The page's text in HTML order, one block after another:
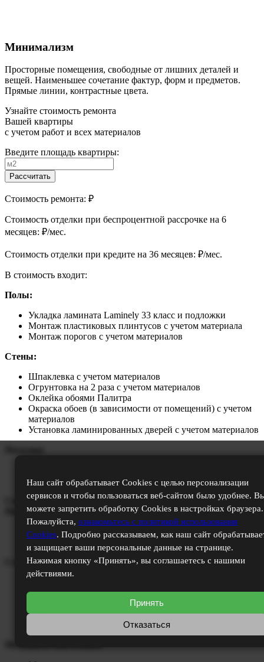
Минимализм
Просторные помещения, свободные от лишних деталей и
вещей. Наименьшее сочетание фактур, форм и предметов.
Прямые линии, контрастные цвета.
Узнайте стоимость ремонта
Вашей квартиры
с учетом работ и всех материалов
Введите площадь квартиры:
Рассчитать
Стоимость ремонта: ₽
Cтоимость отделки при беспроцентной рассрочке на 6
месяцев: ₽/мес.
Cтоимость отделки при кредите на 36 месяцев: ₽/мес.
В стоимость входит:
Полы:
Укладка ламината Laminely 33 класс и подложки
Монтаж пластиковых плинтусов с учетом материала
Монтаж порогов с учетом материалов
Стены:
Шпаклевка с учетом материалов
Огрунтовка на 2 раза с учетом материалов
Оклейка обоями Палитра
Окраска обоев (в зависимости от помещений) с учетом
материалов
Установка ламинированных дверей с учетом материалов
Устройство отверстий под люстру
Санузел
Полы:
Укладка керамической плитки Belani
Затирка швов с учетом материалов
Стены:
от пола до потолка полностью с учетом материалов
Затирка швов с учетом материалов
Изготовление коробов из гипсокартона
Установка ламинированных дверей с учетом материалов
Наш сайт обрабатывает Cookies с целью персонализации
сервисов и чтобы пользоваться веб-сайтом было удобнее.
можете запретить обработку Cookies в настройках браузера.
Пожалуйста, ознакомьтесь с политикой использования
Cookies. Подробно рассказываем, как наш сайт
и защищает ваши персональные данные на странице.
Нажимая кнопку «Принять», вы соглашаетесь с нашими
действиями.
Принять
Отказаться